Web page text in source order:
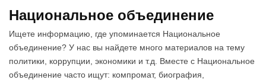
Национальное объединение
Ищете информацию, где упоминается Национальное
объединение? У нас вы найдете много материалов на тему
политики, коррупции, экономики и т.д. Вместе с Национальное
объединение часто ищут: компромат, биография,